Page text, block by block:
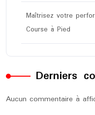
Maîtrisez votre
Course à Pied
Derniers
Aucun commentaire à